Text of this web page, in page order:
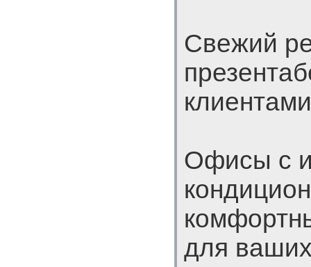
Свежий
Офисы с
для